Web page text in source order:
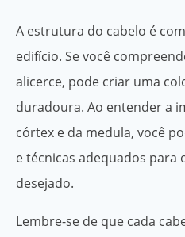
A estrutura do cabelo é
edifício. Se você
alicerce, pode criar uma
duradoura. Ao entender a
córtex e da medula, você
e técnicas adequados para
desejado.
Lembre-se de que cada